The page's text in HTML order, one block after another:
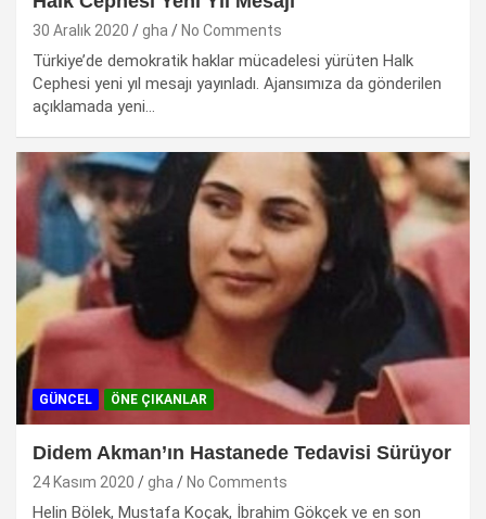
30 Aralık 2020 gha No Comments
Türkiye’de demokratik haklar mücadelesi yürüten Halk
Cephesi yeni yıl mesajı yayınladı. Ajansımıza da gönderilen
açıklamada yeni…
GÜNCEL ÖNE ÇIKANLAR
Didem Akman’ın Hastanede Tedavisi Sürüyor
24 Kasım 2020 gha No Comments
Helin Bölek, Mustafa Koçak, İbrahim Gökçek ve en son